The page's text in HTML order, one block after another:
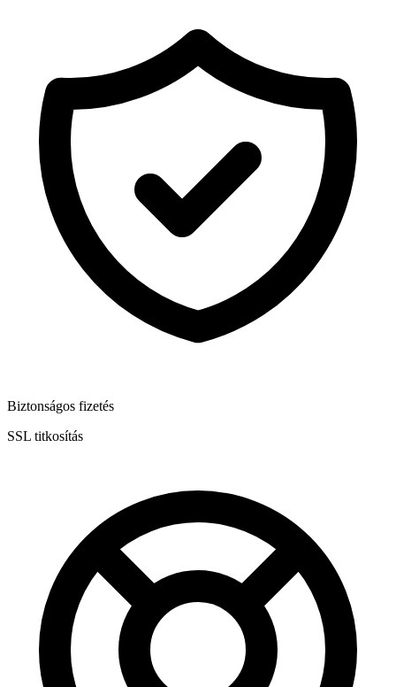
Biztonságos fizetés
SSL titkosítás